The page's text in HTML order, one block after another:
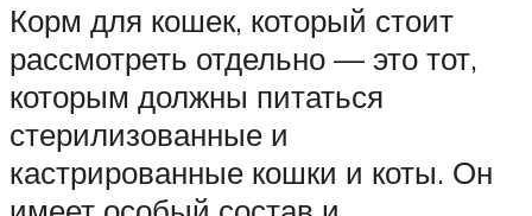
Корм для кошек, который стоит
рассмотреть отдельно — это тот,
которым должны питаться
стерилизованные и
кастрированные кошки и коты. Он